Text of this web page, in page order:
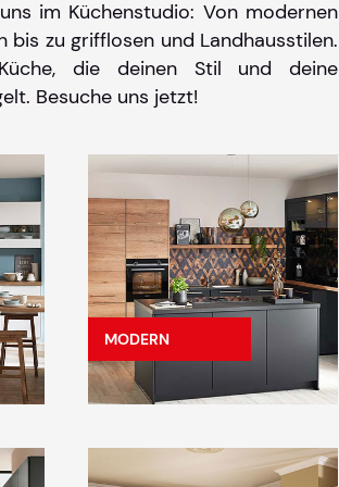
im Küchenstudio: Von modernen
bis zu grifflosen und Landhausstilen.
die deinen Stil und deine
Besuche uns jetzt!
MODERN